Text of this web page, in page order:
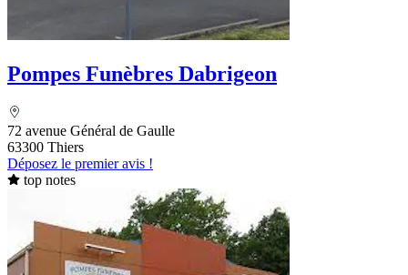
Pompes Funèbres Dabrigeon
72 avenue Général de Gaulle
63300 Thiers
Déposez le premier avis !
top notes